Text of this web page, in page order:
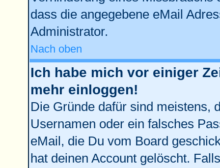
dass die angegebene eMail
Administrator.
Nach oben
Ich habe mich vor einiger
mehr einloggen!
Die Gründe dafür sind meistens,
Usernamen oder ein falsches
eMail, die Du vom Board
hat deinen Account gelöscht.